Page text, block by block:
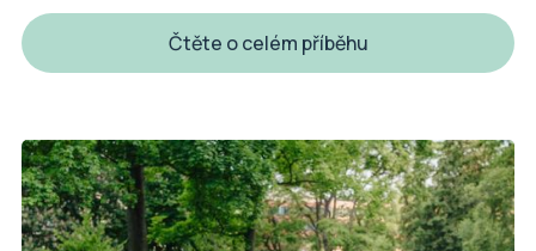
Čtěte o celém příběhu